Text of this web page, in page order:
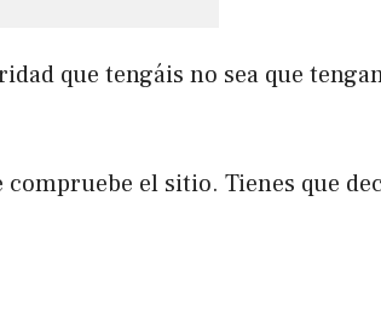
que tengáis no sea que
el sitio. Tienes que